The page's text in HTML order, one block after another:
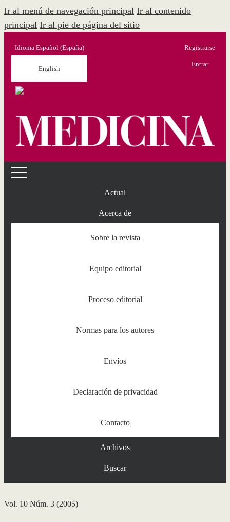
Ir al menú de navegación principal Ir al contenido
principal Ir al pie de página del sitio
Idioma Español (España)
English
Registrarse
Entrar
Actual
Acerca de
Sobre la revista
Equipo editorial
Proceso editorial
Normas para los autores
Envíos
Declaración de privacidad
Contacto
Archivos
Buscar
Vol. 10 Núm. 3 (2005)